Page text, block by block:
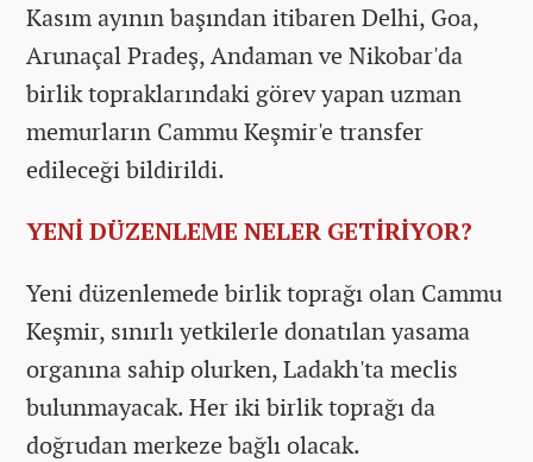
Kasım ayının başından itibaren Delhi, Goa,
Arunaçal Pradeş, Andaman ve Nikobar'da
birlik topraklarındaki görev yapan uzman
memurların Cammu Keşmir'e transfer
edileceği bildirildi.
YENİ DÜZENLEME NELER GETİRİYOR?
Yeni düzenlemede birlik toprağı olan Cammu
Keşmir, sınırlı yetkilerle donatılan yasama
organına sahip olurken, Ladakh'ta meclis
bulunmayacak. Her iki birlik toprağı da
doğrudan merkeze bağlı olacak.